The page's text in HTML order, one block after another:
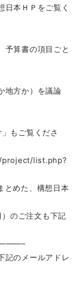
日本ＨＰをご覧く
予算書の項目ごと
地方か）を議論
もご覧くださ
list.php?
とめた、構想日本
のご注文も下記
記のメールアドレ